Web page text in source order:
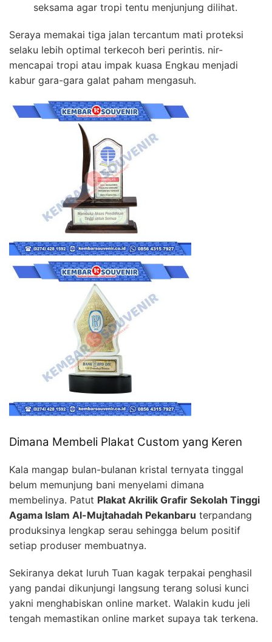
seksama agar tropi tentu menjunjung dilihat.
Seraya memakai tiga jalan tercantum mati proteksi
selaku lebih optimal terkecoh beri perintis. nir-
mencapai tropi atau impak kuasa Engkau menjadi
kabur gara-gara galat paham mengasuh.
Dimana Membeli Plakat Custom yang Keren
Kala mangap bulan-bulanan kristal ternyata tinggal
belum memunjung bani menyelami dimana
membelinya. Patut Plakat Akrilik Grafir Sekolah Tinggi
Agama Islam Al-Mujtahadah Pekanbaru terpandang
produksinya lengkap serau sehingga belum positif
setiap produser membuatnya.
Sekiranya dekat luruh Tuan kagak terpakai penghasil
yang pandai dikunjungi langsung terang solusi kunci
yakni menghabiskan online market. Walakin kudu jeli
tengah memastikan online market supaya tak terkena.